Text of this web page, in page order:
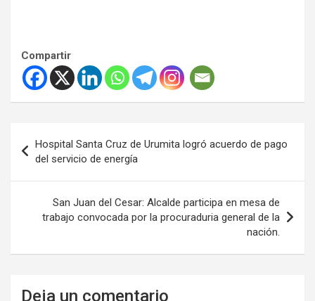
Compartir
de
entradas
Hospital Santa Cruz de Urumita logró acuerdo de pago
del servicio de energía
San Juan del Cesar: Alcalde participa en mesa de
trabajo convocada por la procuraduria general de la
nación.
Deja un comentario